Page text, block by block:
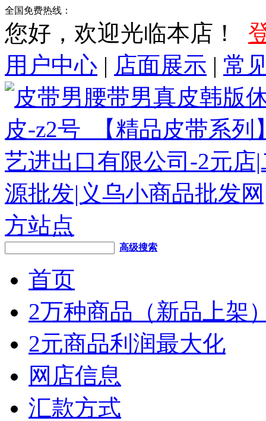
全国免费热线：
您好，欢迎光临本店！
用户中心 | 店面展示 | 常
高级搜索
首页
2万种商品（新品上架
2元商品利润最大化
网店信息
汇款方式